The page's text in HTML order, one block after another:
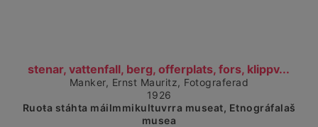
stenar, vattenfall, berg, offerplats, fors, klippv...
Čájet dárkkes dieđuid
Manker, Ernst Mauritz, Fotograferad
1926
Ruoŧa stáhta máilmmikultuvrra museat, Etnográfalaš
musea